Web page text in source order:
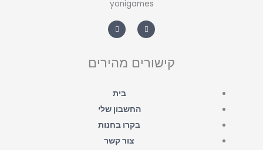
yonigames
a
c
e
o
h
a
t
p
p
קישורים מהירים
בית
החשבון שלי
בקרו בחנות
צור קשר